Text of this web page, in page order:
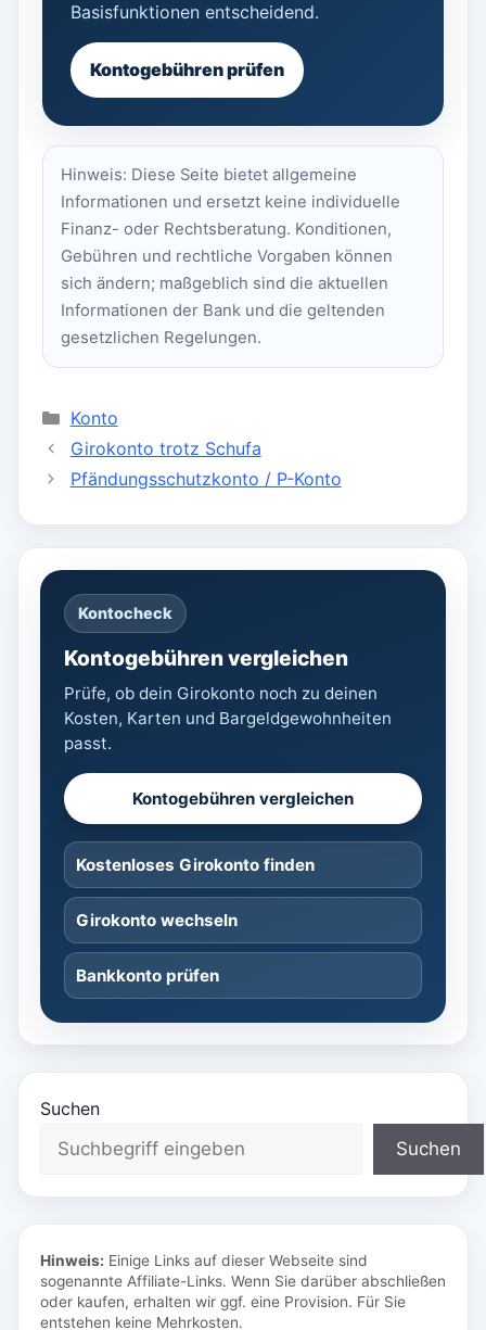
Basisfunktionen entscheidend.
Kontogebühren prüfen
Hinweis: Diese Seite bietet allgemeine
Informationen und ersetzt keine individuelle
Finanz- oder Rechtsberatung. Konditionen,
Gebühren und rechtliche Vorgaben können
sich ändern; maßgeblich sind die aktuellen
Informationen der Bank und die geltenden
gesetzlichen Regelungen.
Kategorien
Konto
Girokonto trotz Schufa
Pfändungsschutzkonto / P-Konto
Kontocheck
Kontogebühren vergleichen
Prüfe, ob dein Girokonto noch zu deinen
Kosten, Karten und Bargeldgewohnheiten
passt.
Kontogebühren vergleichen
Kostenloses Girokonto finden
Girokonto wechseln
Bankkonto prüfen
Suchen
Suchen
Hinweis: Einige Links auf dieser Webseite sind
sogenannte Affiliate-Links. Wenn Sie darüber abschließen
oder kaufen, erhalten wir ggf. eine Provision. Für Sie
entstehen keine Mehrkosten.